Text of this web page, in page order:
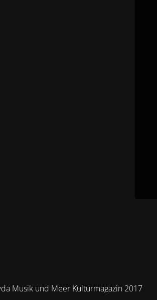
Musik und Meer Kulturmagazin 2017